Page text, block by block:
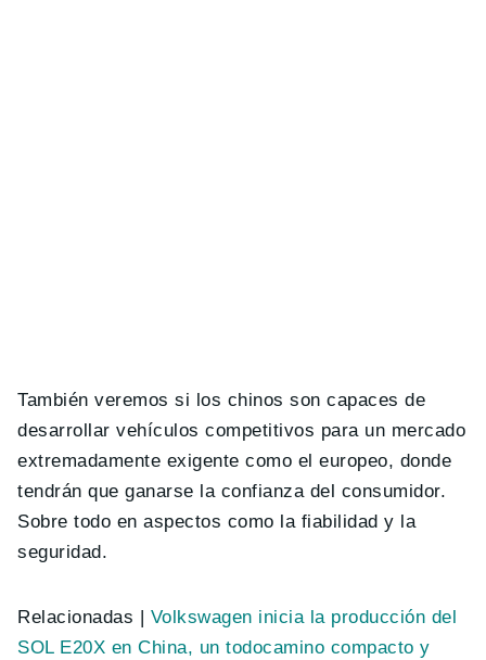
También veremos si los chinos son capaces de
desarrollar vehículos competitivos para un mercado
extremadamente exigente como el europeo, donde
tendrán que ganarse la confianza del consumidor.
Sobre todo en aspectos como la fiabilidad y la
seguridad.
Relacionadas | Volkswagen inicia la producción del
SOL E20X en China, un todocamino compacto y